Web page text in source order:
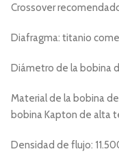
Crossover
Diafragma: titanio
Diámetro de la bobina
Material de la bobina
bobina Kapton de alta
Densidad de flujo: